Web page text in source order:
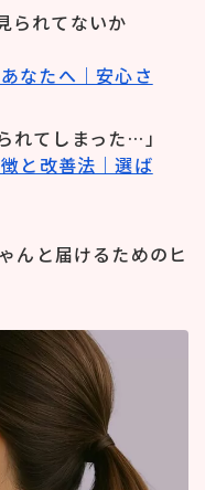
られてないか
なたへ｜安心さ
れてしまった…」
と改善法｜選ば
んと届けるためのヒ